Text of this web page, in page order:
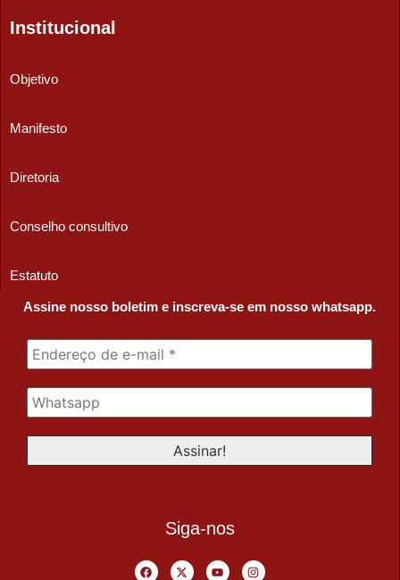
Institucional
Objetivo
Manifesto
Diretoria
Conselho consultivo
Estatuto
Assine nosso boletim e inscreva-se em nosso whatsapp.
Siga-nos